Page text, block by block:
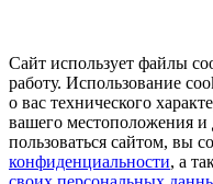
Сайт использует файлы
работу. Использование
о вас технического
вашего местоположения
пользоваться сайтом, вы
конфиденциальности, а